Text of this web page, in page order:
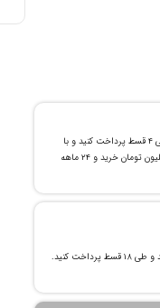
تا ۵۰ میلیون تومان خرید و طی ۴ قسط پرداخت کنید و با
اعتبار بانکی اسنپ‌پی تا ۱۰۰ میلیون تومان خرید و ۲۴ ماهه